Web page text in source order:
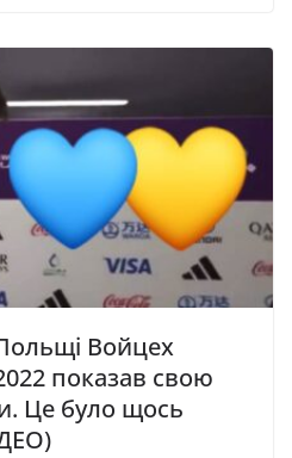
Войцех
показав свою
Це було щось